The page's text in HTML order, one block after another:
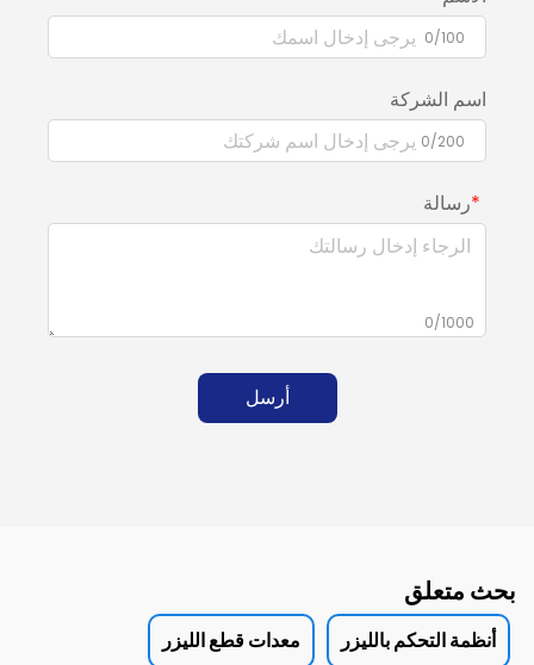
0/100
اسم الشركة
0/200
رسالة
0/1000
أرسل
بحث متعلق
أنظمة التحكم بالليزر معدات قطع الليزر